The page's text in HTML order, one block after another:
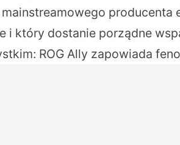
producenta
i który dostanie porządne
ROG Ally zapowiada